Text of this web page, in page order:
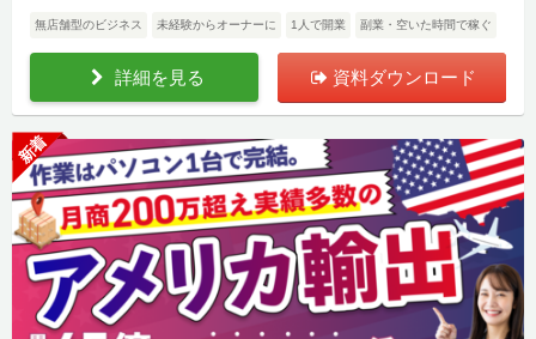
無店舗型のビジネス 未経験からオーナーに 1人で開業 副業・空いた時間で稼ぐ
詳細を見る 資料ダウンロード
新着